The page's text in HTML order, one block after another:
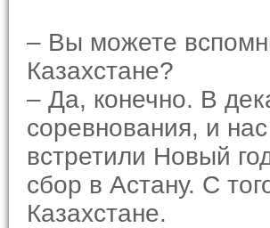
– Вы можете
Казахстане?
– Да, конечно. В
соревнования, и
встретили Новый
сбор в Астану. С
Казахстане.